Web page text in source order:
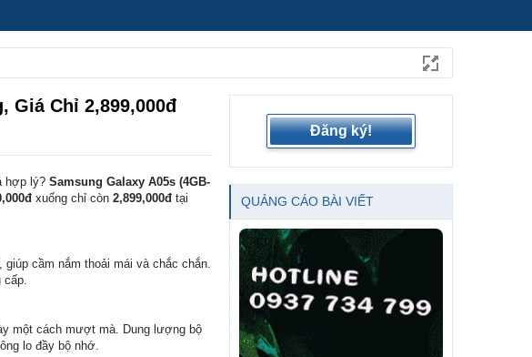
Giá Chỉ 2,899,000đ
hợp lý? Samsung Galaxy A05s (4GB-
xuống chỉ còn 2,899,000đ tại
cầm nắm thoải mái và chắc chắn.
cấp.
một cách mượt mà. Dung lượng bộ
lo đầy bộ nhớ.
Đăng ký!
QUẢNG CÁO BÀI VIẾT